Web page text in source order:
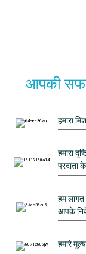
आपकी
हमारा
हमारा
प्रदाता
हम लागत
आपके
हमारे